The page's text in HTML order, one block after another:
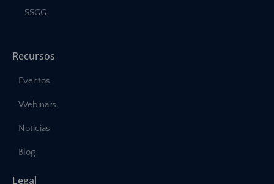
SSGG
Recursos
Eventos
Webinars
Noticias
Blog
Legal